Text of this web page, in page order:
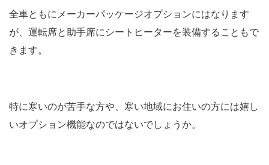
全車ともにメーカーパッケージオプションにはなります
が、運転席と助手席にシートヒーターを装備することもで
きます。
特に寒いのが苦手な方や、寒い地域にお住いの方には嬉し
いオプション機能なのではないでしょうか。